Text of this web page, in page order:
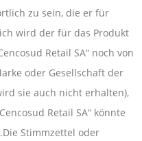
zu sein, die er für
wird der für das Produkt
Retail SA“ noch von
oder Gesellschaft der
sie auch nicht erhalten),
Retail SA“ könnte
Stimmzettel oder